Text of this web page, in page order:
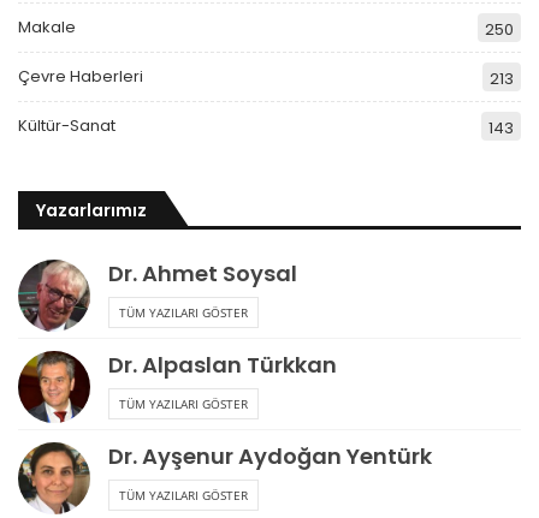
Makale 250
Çevre Haberleri 213
Kültür-Sanat 143
Yazarlarımız
Dr. Ahmet Soysal
TÜM YAZILARI GÖSTER
Dr. Alpaslan Türkkan
TÜM YAZILARI GÖSTER
Dr. Ayşenur Aydoğan Yentürk
TÜM YAZILARI GÖSTER